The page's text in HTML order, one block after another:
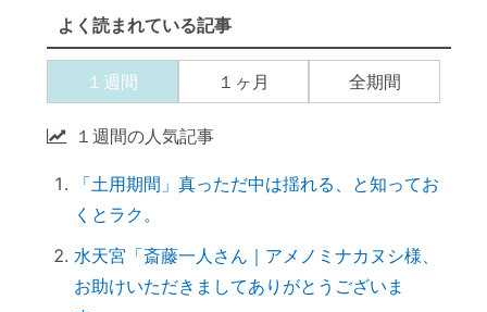
く」スポンジが革命すぎる
【ご感想｜カウンセリング】現実が動き出
しました
【カウンセリング】引き寄せたいなら、先
産土神社に参拝するメリット →「開運スイ
ッチ」が入る
引き寄せられない本当の理由｜潜在意識の
書き換え・癒しが必要だった
よく読まれている記事
１週間 １ヶ月 全期間
１週間の人気記事
「土用期間」真っただ中は揺れる、と知ってお
くとラク。
水天宮「斎藤一人さん｜アメノミナカヌシ様、
お助けいただきましてありがとうございま